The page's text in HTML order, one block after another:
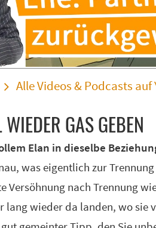
Alle Videos & Podcasts auf
GAS GE­BEN
Elan in dieselbe
was eigentlich zur
Versöhnung nach Trennung
lang wieder da landen, wo sie